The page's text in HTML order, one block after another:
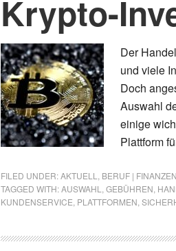
Krypto-
Der
und viele
Doch
Auswahl
einige
Plattform
FILED UNDER:AKTUELL BERUF |
TAGGED WITH:AUSWAHL GEBÜHREN
KUNDENSERVICE PLATTFORMEN